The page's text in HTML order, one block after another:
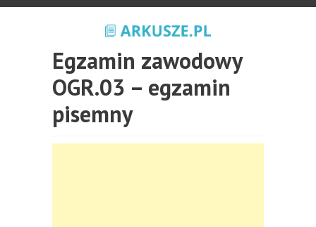
Egzamin zawodowy
OGR.03 – egzamin
pisemny